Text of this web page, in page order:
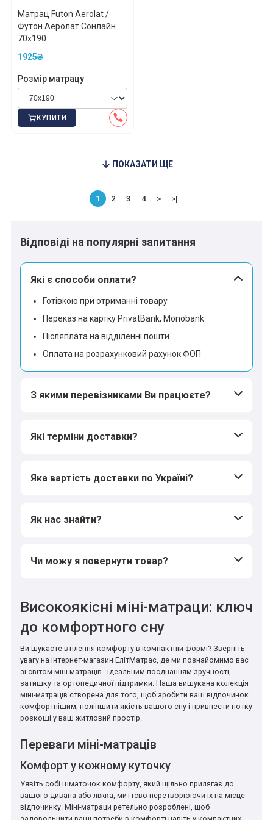
Матрац Futon Aerolat /
Футон Аеролат Сонлайн
70x190
1925₴
Розмір матрацу
КУПИТИ
ПОКАЗАТИ ЩЕ
1 2 3 4 > >|
Відповіді на популярні запитання
Які є способи оплати?
Готівкою при отриманні товару
Переказ на картку PrivatBank, Monobank
Післяплата на відділенні пошти
Оплата на розрахунковий рахунок ФОП
З якими перевізниками Ви працюєте?
Які терміни доставки?
Яка вартість доставки по Україні?
Як нас знайти?
Чи можу я повернути товар?
Високоякісні міні-матраци: ключ
до комфортного сну
Ви шукаєте втілення комфорту в компактній формі? Зверніть
увагу на інтернет-магазин ЕлітМатрас, де ми познайомимо вас
зі світом міні-матраців - ідеальним поєднанням зручності,
затишку та ортопедичної підтримки. Наша вишукана колекція
міні-матраців створена для того, щоб зробити ваш відпочинок
комфортнішим, поліпшити якість вашого сну і привнести нотку
розкоші у ваш житловий простір.
Переваги міні-матраців
Комфорт у кожному куточку
Уявіть собі шматочок комфорту, який щільно прилягає до
вашого дивана або ліжка, миттєво перетворюючи їх на місце
відпочинку. Міні-матраци ретельно розроблені, щоб
*